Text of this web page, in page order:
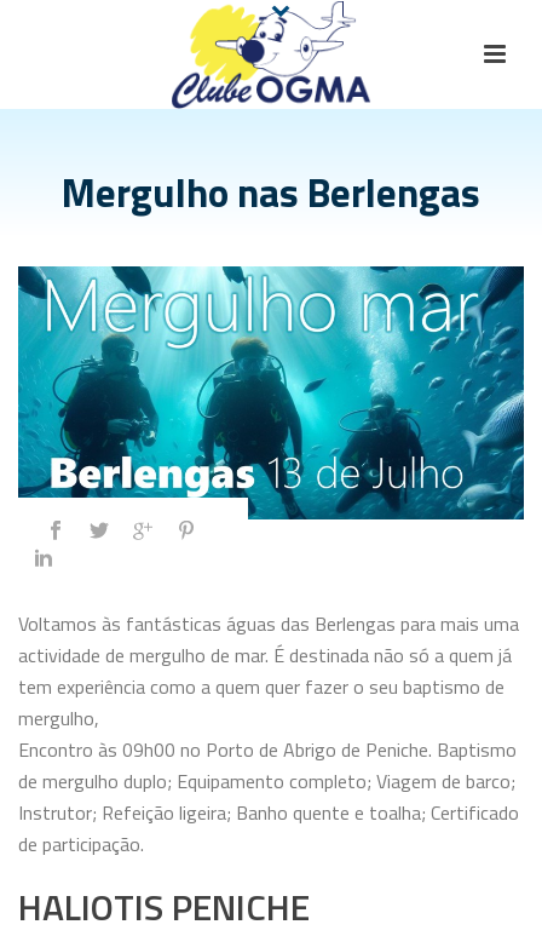
Mergulho nas Berlengas
Voltamos às fantásticas águas das Berlengas para mais uma
actividade de mergulho de mar. É destinada não só a quem já
tem experiência como a quem quer fazer o seu baptismo de
mergulho,
Encontro às 09h00 no Porto de Abrigo de Peniche. Baptismo
de mergulho duplo; Equipamento completo; Viagem de barco;
Instrutor; Refeição ligeira; Banho quente e toalha; Certificado
de participação.
HALIOTIS PENICHE